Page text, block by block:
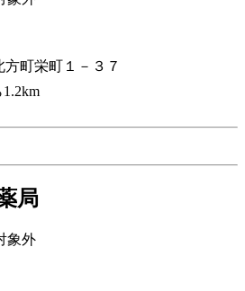
町栄町１－３７
局
象外